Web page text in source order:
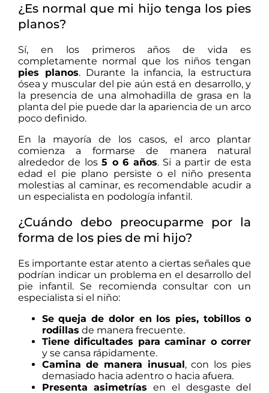
¿Es normal que mi hijo tenga los pies
planos?
Sí, en los primeros años de vida es
completamente normal que los niños tengan
pies planos. Durante la infancia, la estructura
ósea y muscular del pie aún está en desarrollo, y
la presencia de una almohadilla de grasa en la
planta del pie puede dar la apariencia de un arco
poco definido.
En la mayoría de los casos, el arco plantar
comienza a formarse de manera natural
alrededor de los5 o 6 años. Si a partir de esta
edad el pie plano persiste o el niño presenta
molestias al caminar, es recomendable acudir a
un especialista en podología infantil.
¿Cuándo debo preocuparme por la
forma de los pies de mi hijo?
Es importante estar atento a ciertas señales que
podrían indicar un problema en el desarrollo del
pie infantil. Se recomienda consultar con un
especialista si el niño:
Se queja de dolor en los pies, tobillos o
rodillas de manera frecuente.
Tiene dificultades para caminar o correr
y se cansa rápidamente.
Camina de manera inusual, con los pies
demasiado hacia adentro o hacia afuera.
Presenta asimetrías en el desgaste del